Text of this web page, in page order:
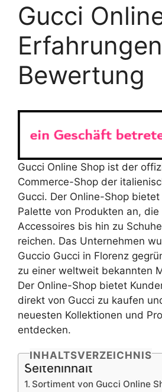
Gucci
Bewertung
Gucci Online Shop ist der
Commerce-Shop der
Gucci. Der Online-Shop
Palette von Produkten an,
Accessoires bis hin zu
reichen. Das Unternehmen
Guccio Gucci in Florenz
zu einer weltweit bekannten
Der Online-Shop bietet
direkt von Gucci zu kaufen
neuesten Kollektionen und
entdecken.
INHALTSVERZEICHNIS
Seiteninhalt
Sortiment von Gucci Online